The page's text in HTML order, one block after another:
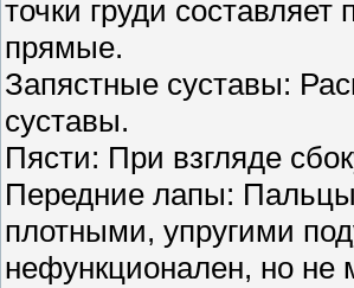
точки груди
прямые.
Запястные суставы:
суставы.
Пясти: При взгляде
Передние лапы:
плотными, упругими
нефункционален, но не